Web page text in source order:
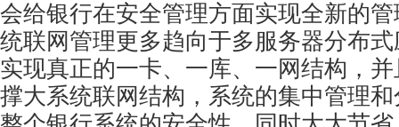
会给银行在安全管理方面实现全新的
统联网管理更多趋向于多服务器分布
实现真正的一卡、一库、一网结构，
撑大系统联网结构，系统的集中管理